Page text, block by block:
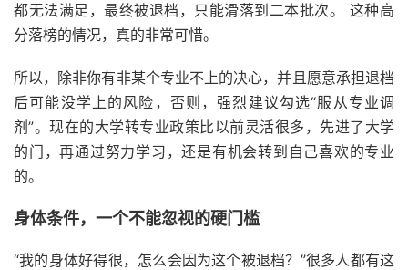
都无法满足，最终被退档，只能滑落到二本批次。 这种高
分落榜的情况，真的非常可惜。
所以，除非你有非某个专业不上的决心，并且愿意承担退档
后可能没学上的风险，否则，强烈建议勾选“服从专业调
剂”。现在的大学转专业政策比以前灵活很多，先进了大学
的门，再通过努力学习，还是有机会转到自己喜欢的专业
的。
身体条件，一个不能忽视的硬门槛
“我的身体好得很，怎么会因为这个被退档？”很多人都有这